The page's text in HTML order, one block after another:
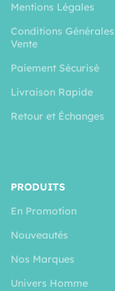
Mentions Légales
Conditions
Vente
Paiement Sécurisé
Livraison Rapide
Retour et Échanges
PRODUITS
En Promotion
Nouveautés
Nos Marques
Univers Homme